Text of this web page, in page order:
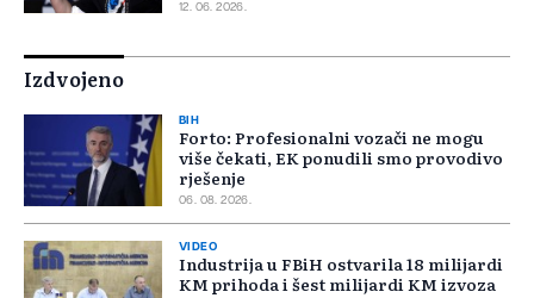
12. 06. 2026.
Izdvojeno
BIH
Forto: Profesionalni vozači ne mogu
više čekati, EK ponudili smo provodivo
rješenje
06. 08. 2026.
VIDEO
Industrija u FBiH ostvarila 18 milijardi
KM prihoda i šest milijardi KM izvoza